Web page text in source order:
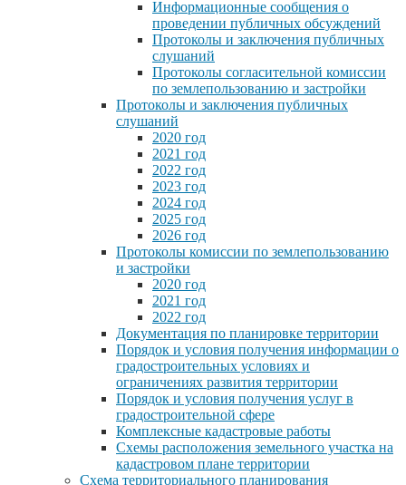
Информационные сообщения о
проведении публичных обсуждений
Протоколы и заключения публичных
слушаний
Протоколы согласительной комиссии
по землепользованию и застройки
Протоколы и заключения публичных
слушаний
2020 год
2021 год
2022 год
2023 год
2024 год
2025 год
2026 год
Протоколы комиссии по землепользованию
и застройки
2020 год
2021 год
2022 год
Документация по планировке территории
Порядок и условия получения информации о
градостроительных условиях и
ограничениях развития территории
Порядок и условия получения услуг в
градостроительной сфере
Комплексные кадастровые работы
Схемы расположения земельного участка на
кадастровом плане территории
Схема территориального планирования